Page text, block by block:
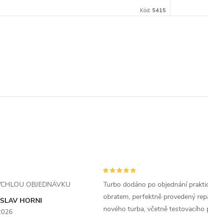
Kód: 5415
HORNI
OBJEDNÁVKU
Turbo dodáno po objednání
obratem, perfektně provedený
nového turba, včetně testovacího